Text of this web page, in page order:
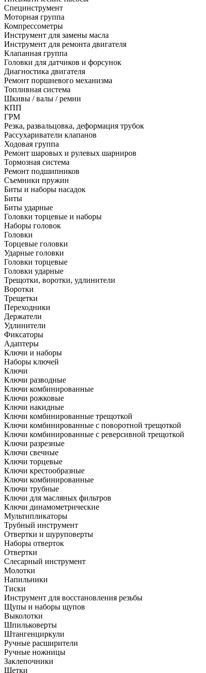
Специнструмент
Моторная группа
Компрессометры
Инструмент для замены масла
Инструмент для ремонта двигателя
Клапанная группа
Головки для датчиков и форсунок
Диагностика двигателя
Ремонт поршневого механизма
Топливная система
Шкивы / валы / ремни
КПП
ГРМ
Резка, развальцовка, деформация трубок
Рассухариватели клапанов
Ходовая группа
Ремонт шаровых и рулевых шарниров
Тормозная система
Ремонт подшипников
Съемники пружин
Биты и наборы насадок
Биты
Биты ударные
Головки торцевые и наборы
Наборы головок
Головки
Торцевые головки
Ударные головки
Головки торцевые
Головки ударные
Трещотки, воротки, удлинители
Воротки
Трещетки
Переходники
Держатели
Удлинители
Фиксаторы
Адаптеры
Ключи и наборы
Наборы ключей
Ключи
Ключи разводные
Ключи комбинированные
Ключи рожковые
Ключи накидные
Ключи комбинированные трещоткой
Ключи комбинированные с поворотной трещоткой
Ключи комбинированные с реверсивной трещоткой
Ключи разрезные
Ключи свечные
Ключи торцевые
Ключи крестообразные
Ключи комбинированные
Ключи трубные
Ключи для масляных фильтров
Ключи динамометрические
Мультипликаторы
Трубный инструмент
Отвертки и шуруповерты
Наборы отверток
Отвертки
Слесарный инструмент
Молотки
Напильники
Тиски
Инструмент для восстановления резьбы
Щупы и наборы щупов
Выколотки
Шпильковерты
Штангенциркули
Ручные расширители
Ручные ножницы
Заклепочники
Щетки